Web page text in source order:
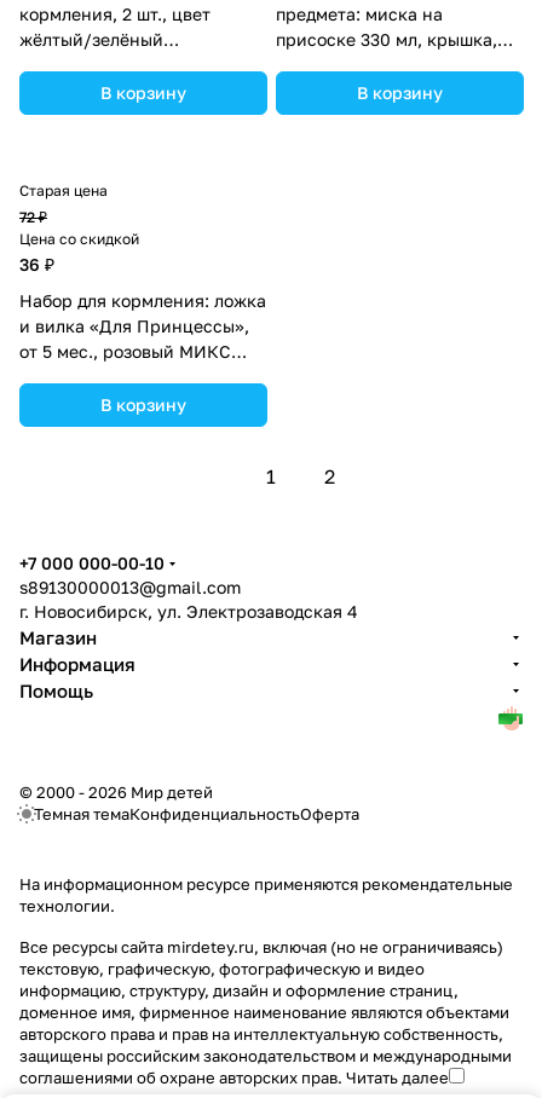
кормления, 2 шт., цвет
жёлтый/зелёный
В корзину
предмета: миска на
присоске 330 мл, крышка,
МИКС (№3278990).
В корзину
Старая цена
72 ₽
Цена со скидкой
36 ₽
Набор для кормления: ложка
и вилка «Для Принцессы»,
от 5 мес., розовый МИКС
В корзину
1 2
+7 000 000-00-10
s89130000013@gmail.com
г. Новосибирск, ул. Электрозаводская 4
Магазин
Информация
Помощь
© 2000 - 2026 Мир детей
Темная темаКонфиденциальностьОферта
На информационном ресурсе применяются рекомендательные
технологии.
Все ресурсы сайта mirdetey.ru, включая (но не ограничиваясь)
текстовую, графическую, фотографическую и видео
информацию, структуру, дизайн и оформление страниц,
доменное имя, фирменное наименование являются объектами
авторского права и прав на интеллектуальную собственность,
защищены российским законодательством и международными
соглашениями об охране авторских прав. Читать далее